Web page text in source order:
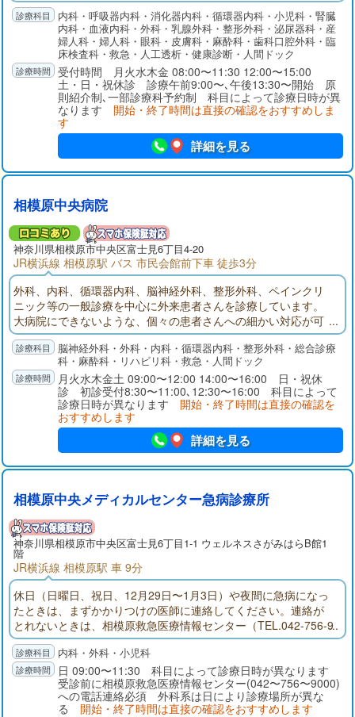
ことから、健康管理対策として疾病の予防・早期発見のため
に、健診者のニーズに沿った質の高い検査が可能です。赤ちゃ
んから高齢者までの広い年齢層と、また健診から医療まで広範
囲の分野において皆様のニーズに沿った活動を行っています。
内科・呼吸器内科・消化器内科・循環器内科・小児科・腎臓
内科・血液内科・外科・乳腺外科・整形外科・泌尿器科・産
婦人科・婦人科・眼科・皮膚科・麻酔科・歯科口腔外科・臨
床検査科・救急・人工透析・健康診断・人間ドック
受付時間 月火水木金 08:00〜11:30 12:00〜15:00
土・日・祝休診 診療午前9:00〜､午後13:30〜開始 原
則紹介制､一部診療科予約制 科目によって診療日時が異
なります 開始・終了時間は直接の確認をおすすめしま
す
詳細を見る
相模原中央病院
神奈川県相模原市中央区富士見6丁目4-20
JR横浜線 相模原駅 バス 市民会館前下車 徒歩3分
外科、内科、循環器内科、脳神経外科、整形外科、ペインクリ
ニック等の一般診療を中心に外来患者さんを診療しています。
大病院にできないような、個々の患者さんへの細かい対応が可
能と考えています。当院では診療機能を十分発揮し、地域医療
機関と供に地域の皆様の健康維持増進に取り組んでまいりま
す。
脳神経外科・外科・内科・循環器内科・整形外科・総合診療
科・麻酔科・リハビリ科・救急・人間ドック
月火水木金土 09:00〜12:00 14:00〜16:00 日・祝休
診 初診受付8:30〜11:00､12:30〜16:00 科目によって
診療日時が異なります 開始・終了時間は直接の確認を
おすすめします
詳細を見る
相模原中央メディカルセンター急病診療所
神奈川県相模原市中央区富士見6丁目1-1 ウェルネスさがみはらB館1
階
JR横浜線 相模原駅 車 9分
休日（日曜日、祝日、12月29日〜1月3日）や夜間に急病になっ
たときは、まずかかりつけの医師に連絡してください。連絡が
とれないときは、相模原救急医療情報センター（TEL.042-756-9
000）へ電話をしてください。診療可能な医療機関を案内します
（歯科、医療相談は取り扱っていません）。
内科・外科・小児科
日 09:00〜11:30 科目によって診療日時が異なります
受診前に相模原救急医療情報センター(042〜756〜9000)
への電話連絡必須 外科系は日により診療場所が異な
る 開始・終了時間は直接の確認をおすすめします